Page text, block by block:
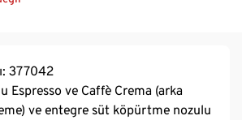
377042
Espresso ve Caffè Crema (arka
ve entegre süt köpürtme nozulu